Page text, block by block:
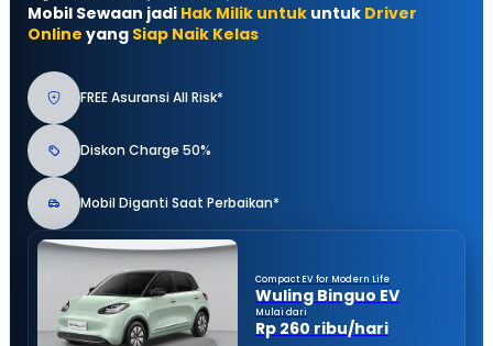
Mobil Sewaan jadi Hak Milik untuk untuk Driver
Online yang Siap Naik Kelas
FREE Asuransi All Risk*
Diskon Charge 50%
Mobil Diganti Saat Perbaikan*
Compact EV for Modern Life
Wuling Binguo EV
Mulai dari
Rp 260 ribu/hari